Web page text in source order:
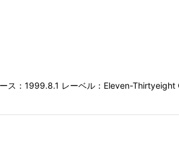
絞り込む
ス：1999.8.1 レーベル：Eleven-